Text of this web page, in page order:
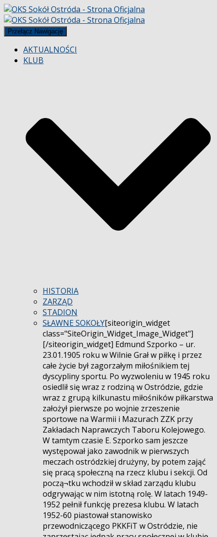
Przełącz Nawigację
AKTUALNOŚCI
KLUB
HISTORIA
ZARZĄD
STADION
SŁAWNE SOKOŁY[siteorigin_widget
class="SiteOrigin_Widget_Image_Widget"]
[/siteorigin_widget] Edmund Szporko – ur.
23.01.1905 roku w Wilnie Grał w piłkę i przez
całe życie był zagorzałym miłośnikiem tej
dyscypliny sportu. Po wyzwoleniu w 1945 roku
osiedlił się wraz z rodziną w Ostródzie, gdzie
wraz z grupą kilkunastu miłośników piłkarstwa
założył pierwsze po wojnie zrzeszenie
sportowe na Warmii i Mazurach ZZK przy
Zakładach Naprawczych Taboru Kolejowego.
W tamtym czasie E. Szporko sam jeszcze
występował jako zawodnik w pierwszych
meczach ostródzkiej drużyny, by potem zająć
się pracą społeczną na rzecz klubu i sekcji. Od
począ¬tku wchodził w skład zarządu klubu
odgrywając w nim istotną rolę. W latach 1949-
1952 pełnił funkcję prezesa klubu. W latach
1952-60 piastował stanowisko
przewodniczącego PKKFiT w Ostródzie, nie